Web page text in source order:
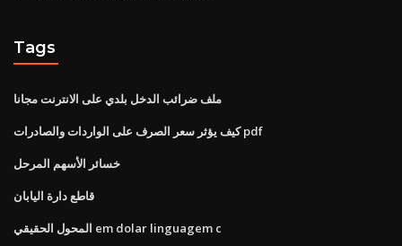
Tags
ملف ضرائب الدخل بلدي على الانترنت مجانا
كيف يؤثر سعر الصرف على الواردات والصادرات pdf
خسائر الأسهم المرحل
قاطع دارة اليابان
المحول الحقيقي em dolar linguagem c